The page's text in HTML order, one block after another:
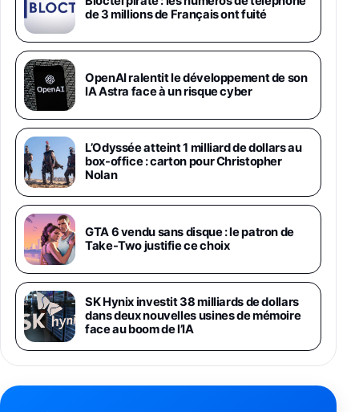
Smartphone déverrouillé, Noir, Version FR
1019€
Galaxy S26 Ultra 512 Go Bleu
1019€1399€Fnac (Vendeur Tiers)
Galaxy S26 Ultra 256 Go Violet
892€1199€Fnac (Vendeur Tiers)
Philips SHK2000BL - Casque Enfant - Bleu &
Répartiteur Audio 5 Casques, Blanc
24,94€ 29,96€Fnac (Vendeur Tiers)
Asus RT-AC59U Routeur sans Fil Double
Bande Gigabit (Serveur et Client VPN, Triple
Vlan, Mode Point d'accès et Bridge, contrôle
Parental, Qos)
39,72€ 50,42€Amazon
Panasonic KX-TG6822 Téléphones Sans fil
de 3 millions de Français ont fuité
OpenAI ralentit le développement de son
IA Astra face à un risque cyber
L’Odyssée atteint 1 milliard de dollars au
box-office : carton pour Christopher
Nolan
GTA 6 vendu sans disque : le patron de
Take-Two justifie ce choix
SK Hynix investit 38 milliards de dollars
dans deux nouvelles usines de mémoire
face au boom de l’IA